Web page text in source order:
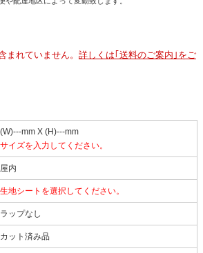
まれていません。 詳しくは｢送料のご案内｣をご
(W)---mm X (H)---mm
サイズを入力してください。
屋内
生地シートを選択してください。
ラップなし
カット済み品